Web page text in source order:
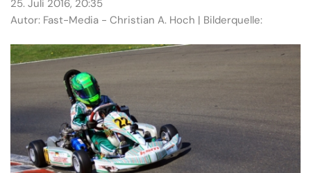
25. Juli 2016, 20:35
Autor: Fast-Media - Christian A. Hoch | Bilderquelle: